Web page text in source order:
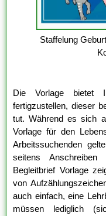
Staffelung
Die Vorlage bietet
fertigzustellen, dieser
tut. Während es sich
Vorlage für den
Arbeitssuchenden
seitens
Begleitbrief Vorlage
von
auch einfach, eine
müssen lediglich